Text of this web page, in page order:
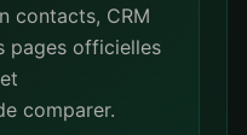
contacts, CRM
pages officielles
et
comparer.